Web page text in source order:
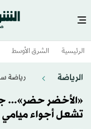
الرئيسية الشرق الأوسط​
الرياضة رياضة
«الأخضر حضر»...
تشعل أجواء ميامي